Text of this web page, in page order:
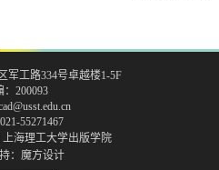
军工路334号卓越楼1-5F
：200093
55271467
海理工大学出版学院
： 魔方设计